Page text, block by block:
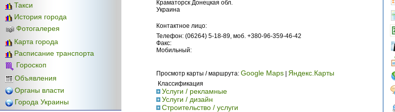
Такси
История города
Фотогалерея
Карта города
Расписание транспорта
Гороскоп
Объявления
Органы власти
Города Украины
Краматорск Донецкая обл.
Украина
Контактное лицо:
Телефон: (06264) 5-18-89, моб. +380-96-359-46-42
Факс:
Мобильный:
Просмотр карты / маршрута: Google Maps| Яндекс.Карты
Классификация
Услуги / рекламные
Услуги / дизайн
Строительство / услуги